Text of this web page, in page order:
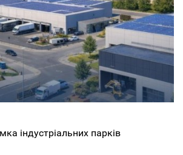
індустріальних парків